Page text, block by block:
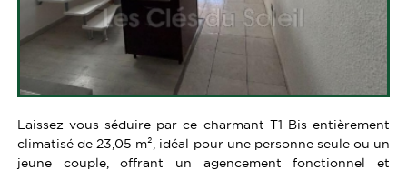
Laissez-vous séduire par ce charmant T1 Bis entièrement
climatisé de 23,05 m², idéal pour une personne seule ou un
jeune couple, offrant un agencement fonctionnel et